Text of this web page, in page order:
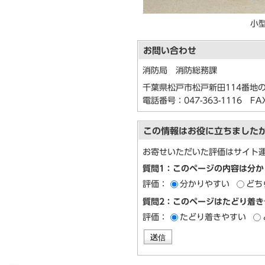
小
お問い合わせ
消防局 消防総務課
千葉県松戸市松戸新田114番地
電話番号： 047-363-1116
この情報はお役に立ちました
お寄せいただいた評価はサイト
質問1：このページの内容は分
評価：
分かりやすい どち
質問2：このページはたどり着
評価：
たどり着きやすい